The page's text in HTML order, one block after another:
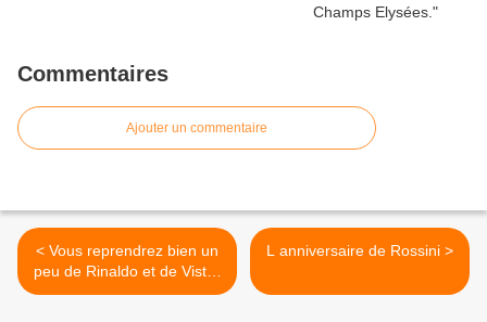
Commentaires
Ajouter un commentaire
< Vous reprendrez bien un
peu de Rinaldo et de Vistoli
….
L anniversaire de Rossini >